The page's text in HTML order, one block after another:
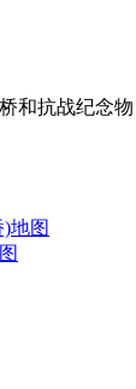
和抗战纪念物
地图